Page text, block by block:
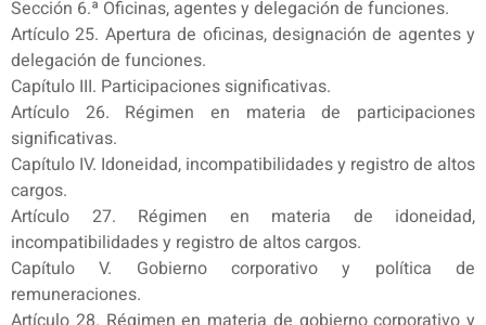
Sección 6.ª Oficinas, agentes y delegación de funciones.
Artículo 25. Apertura de oficinas, designación de agentes y
delegación de funciones.
Capítulo III. Participaciones significativas.
Artículo 26. Régimen en materia de participaciones
significativas.
Capítulo IV. Idoneidad, incompatibilidades y registro de altos
cargos.
Artículo 27. Régimen en materia de idoneidad,
incompatibilidades y registro de altos cargos.
Capítulo V. Gobierno corporativo y política de
remuneraciones.